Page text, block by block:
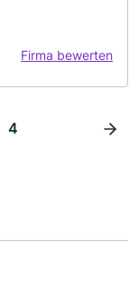
Firma bewerten
4